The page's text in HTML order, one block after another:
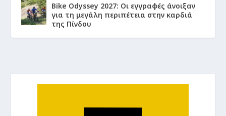
Bike Odyssey 2027: Οι εγγραφές άνοιξαν
για τη μεγάλη περιπέτεια στην καρδιά
της Πίνδου